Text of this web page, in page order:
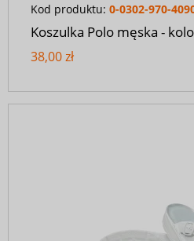
Kod produktu: 0-0302-970-
Koszulka Polo męska -
38,00 zł